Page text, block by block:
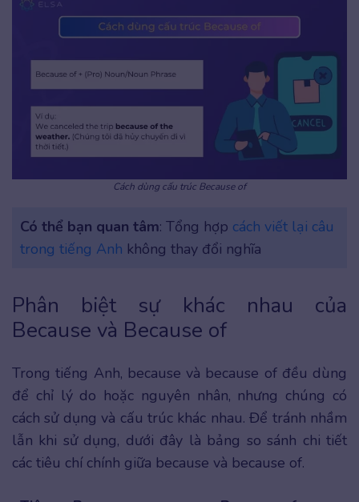
Cách dùng cấu trúc Because of
Có thể bạn quan tâm: Tổng hợp cách viết lại câu
trong tiếng Anh không thay đổi nghĩa
Phân biệt sự khác nhau của
Because và Because of
Trong tiếng Anh, because và because of đều dùng
để chỉ lý do hoặc nguyên nhân, nhưng chúng có
cách sử dụng và cấu trúc khác nhau. Để tránh nhầm
lẫn khi sử dụng, dưới đây là bảng so sánh chi tiết
các tiêu chí chính giữa because và because of.